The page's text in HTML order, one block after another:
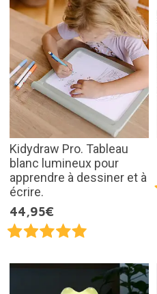
Kidydraw Pro. Tableau
blanc lumineux pour
apprendre à dessiner et à
écrire.
44,95€